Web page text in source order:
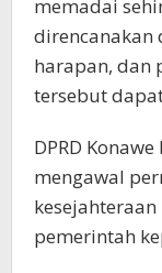
memadai
direncanakan
harapan, dan
tersebut
DPRD
mengawal
pemerintah